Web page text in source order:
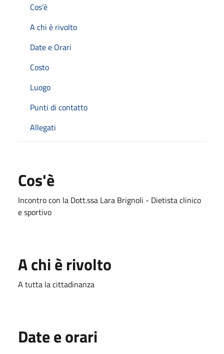
Cos'è
A chi è rivolto
Date e Orari
Costo
Luogo
Punti di contatto
Allegati
Cos'è
Incontro con la Dott.ssa Lara Brignoli - Dietista clinico
e sportivo
A chi è rivolto
A tutta la cittadinanza
Date e orari